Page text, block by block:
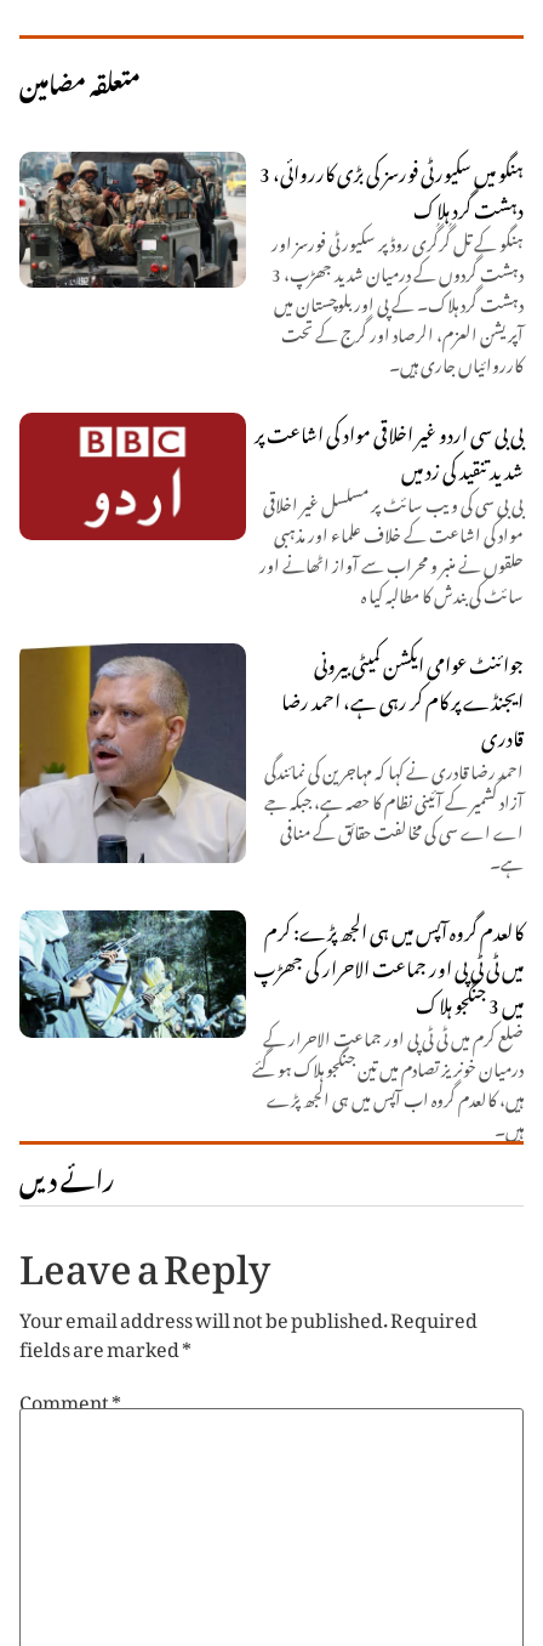
متعلقہ مضامین
ہنگو میں سکیورٹی فورسز کی بڑی کارروائی، 3
دہشت گرد ہلاک
ہنگو کے تل گُرگُری روڈ پر سکیورٹی فورسز اور
دہشت گردوں کے درمیان شدید جھڑپ، 3
دہشت گرد ہلاک۔ کے پی اور بلوچستان میں
آپریشن العزم، الرصاد اور گرج کے تحت
کارروائیاں جاری ہیں۔
بی بی سی اردو غیر اخلاقی مواد کی اشاعت پر
شدید تنقید کی زد میں
بی بی سی کی ویب سائٹ پر مسلسل غیر اخلاقی
مواد کی اشاعت کے خلاف علماء اور مذہبی
حلقوں نے منبر و محراب سے آواز اٹھانے اور
سائٹ کی بندش کا مطالبہ کیا ہ
جوائنٹ عوامی ایکشن کمیٹی بیرونی
ایجنڈے پر کام کر رہی ہے، احمد رضا
قادری
احمد رضا قادری نے کہا کہ مہاجرین کی نمائندگی
آزاد کشمیر کے آئینی نظام کا حصہ ہے، جبکہ جے
اے اے سی کی مخالفت حقائق کے منافی
ہے۔
کالعدم گروہ آپس میں ہی الجھ پڑے: کرم
میں ٹی ٹی پی اور جماعت الاحرار کی جھڑپ
میں 3 جنگجو ہلاک
ضلع کرم میں ٹی ٹی پی اور جماعت الاحرار کے
درمیان خونریز تصادم میں تین جنگجو ہلاک ہو گئے
ہیں، کالعدم گروہ اب آپس میں ہی الجھ پڑے
ہیں۔
رائے دیں
Leave a Reply
Your email address will not be published.Required
fields are marked*
Comment*